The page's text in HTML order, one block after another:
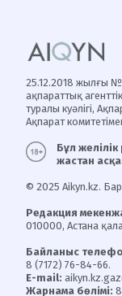
25.12.2018 жылғы
ақпараттық
туралы куәлігі,
Ақпарат
Бұл
жастан
© 2025 Aikyn.kz.
Редакция
010000, Астана
Байланыс
8 (7172) 76-84-66.
E-mail:
Жарнама бөлімі: